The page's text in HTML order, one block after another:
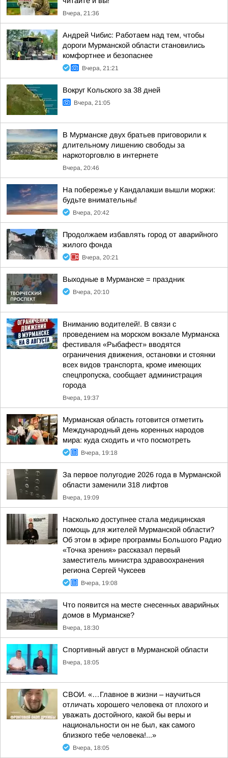
Вчера, 21:36
Андрей Чибис: Работаем над тем, чтобы
дороги Мурманской области становились
комфортнее и безопаснее
Вчера, 21:21
Вокруг Кольского за 38 дней
Вчера, 21:05
В Мурманске двух братьев приговорили к
длительному лишению свободы за
наркоторговлю в интернете
Вчера, 20:46
На побережье у Кандалакши вышли моржи:
будьте внимательны!
Вчера, 20:42
Продолжаем избавлять город от аварийного
жилого фонда
Вчера, 20:21
Выходные в Мурманске = праздник
Вчера, 20:10
Вниманию водителей!. В связи с
проведением на морском вокзале Мурманска
фестиваля «Рыбафест» вводятся
ограничения движения, остановки и стоянки
всех видов транспорта, кроме имеющих
спецпропуска, сообщает администрация
города
Вчера, 19:37
Мурманская область готовится отметить
Международный день коренных народов
мира: куда сходить и что посмотреть
Вчера, 19:18
За первое полугодие 2026 года в Мурманской
области заменили 318 лифтов
Вчера, 19:09
Насколько доступнее стала медицинская
помощь для жителей Мурманской области?
Об этом в эфире программы Большого Радио
«Точка зрения» рассказал первый
заместитель министра здравоохранения
региона Сергей Чуксеев
Вчера, 19:08
Что появится на месте снесенных аварийных
домов в Мурманске?
Вчера, 18:30
Спортивный август в Мурманской области
Вчера, 18:05
СВОИ. «…Главное в жизни – научиться
отличать хорошего человека от плохого и
уважать достойного, какой бы веры и
национальности он не был, как самого
близкого тебе человека!...»
Вчера, 18:05